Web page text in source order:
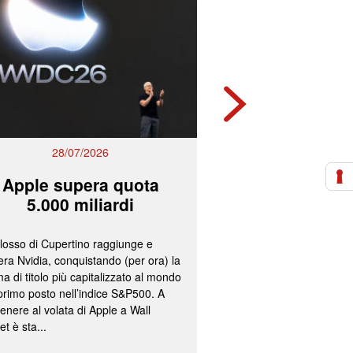
28/07/2026
Apple supera quota
5.000 miliardi
di Cupertino raggiunge e
Nvidia, conquistando (per ora) la
di titolo più capitalizzato al mondo
posto nell’indice S&P500. A
al volata di Apple a Wall
è sta...
Mps e